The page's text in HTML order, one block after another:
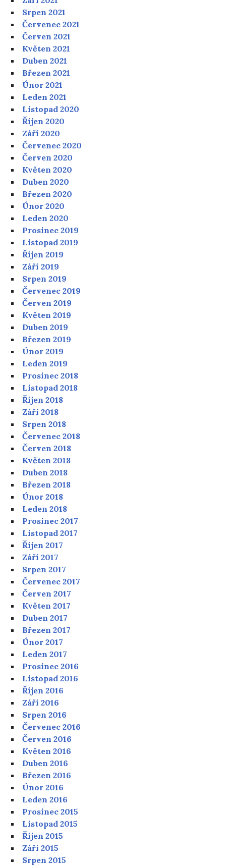
Srpen 2021
Červenec 2021
Červen 2021
Květen 2021
Duben 2021
Březen 2021
Únor 2021
Leden 2021
Listopad 2020
Říjen 2020
Září 2020
Červenec 2020
Červen 2020
Květen 2020
Duben 2020
Březen 2020
Únor 2020
Leden 2020
Prosinec 2019
Listopad 2019
Říjen 2019
Září 2019
Srpen 2019
Červenec 2019
Červen 2019
Květen 2019
Duben 2019
Březen 2019
Únor 2019
Leden 2019
Prosinec 2018
Listopad 2018
Říjen 2018
Září 2018
Srpen 2018
Červenec 2018
Červen 2018
Květen 2018
Duben 2018
Březen 2018
Únor 2018
Leden 2018
Prosinec 2017
Listopad 2017
Říjen 2017
Září 2017
Srpen 2017
Červenec 2017
Červen 2017
Květen 2017
Duben 2017
Březen 2017
Únor 2017
Leden 2017
Prosinec 2016
Listopad 2016
Říjen 2016
Září 2016
Srpen 2016
Červenec 2016
Červen 2016
Květen 2016
Duben 2016
Březen 2016
Únor 2016
Leden 2016
Prosinec 2015
Listopad 2015
Říjen 2015
Září 2015
Srpen 2015